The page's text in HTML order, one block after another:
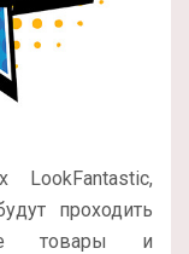
проходить
товары и